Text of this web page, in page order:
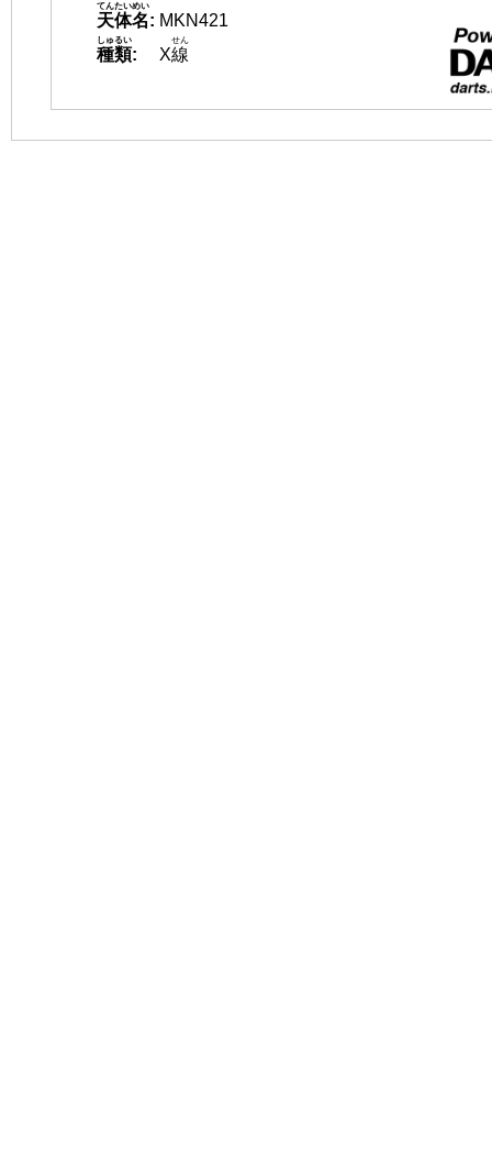
天体名
てんたいめい
: MKN421
種類
しゅるい
: X線
せん